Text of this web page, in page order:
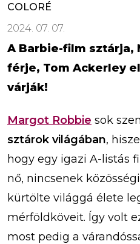
COLORÉ
2024. 07. 07.
A Barbie-film sztárja,
férje, Tom Ackerley
várják!
Margot Robbie sok
sztárok világában,
hogy egy igazi A-listás
nő, nincsenek
kürtölte világgá élete
mérföldköveit. Így volt
most pedig a